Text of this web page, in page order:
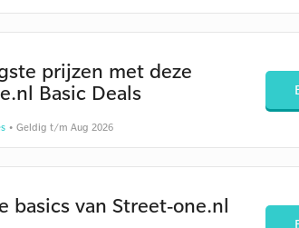
prijzen met deze
Basic Deals
• Geldig t/m Aug 2026
basics van Street-one.nl